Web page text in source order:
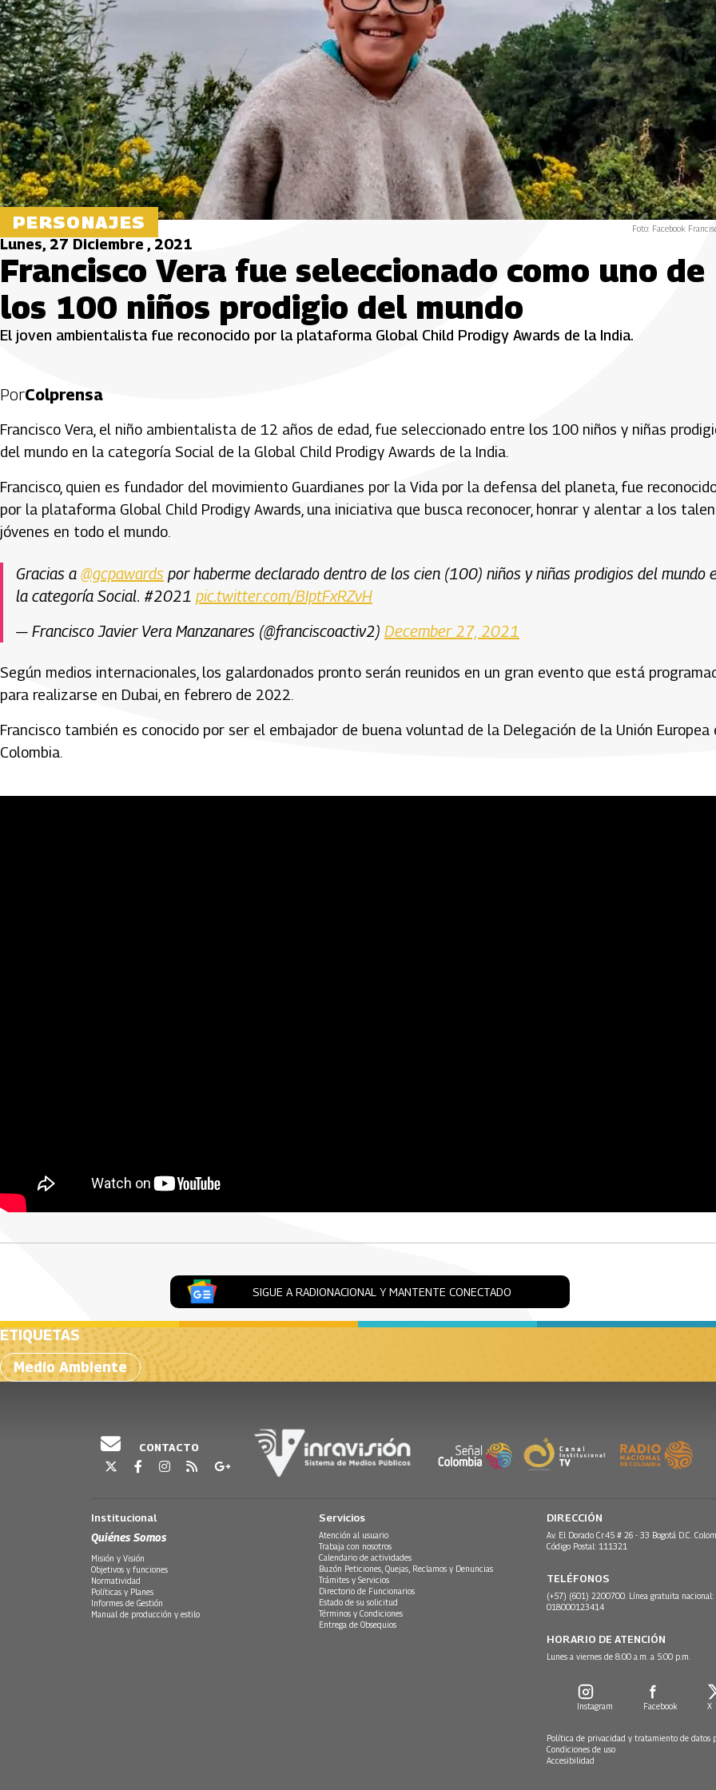
PERSONAJES Foto: Facebook
Lunes, 27 Diciembre , 2021
Francisco Vera fue seleccionado como uno de
los 100 niños prodigio del mundo
El joven ambientalista fue reconocido por la plataforma Global Child Prodigy Awards de la India.
PorColprensa
Francisco Vera, el niño ambientalista de 12 años de edad, fue seleccionado entre los 100 niños y niñas
del mundo en la categoría Social de la Global Child Prodigy Awards de la India.
Francisco, quien es fundador del movimiento Guardianes por la Vida por la defensa del planeta, fue
por la plataforma Global Child Prodigy Awards, una iniciativa que busca reconocer, honrar y alentar a los
jóvenes en todo el mundo.
Gracias a @gcpawards por haberme declarado dentro de los cien (100) niños y niñas prodigios del mundo
la categoría Social. #2021 pic.twitter.com/BIptFxRZvH
— Francisco Javier Vera Manzanares (@franciscoactiv2) December 27, 2021
Según medios internacionales, los galardonados pronto serán reunidos en un gran evento que está
para realizarse en Dubai, en febrero de 2022.
Francisco también es conocido por ser el embajador de buena voluntad de la Delegación de la Unión Europea
Colombia.
Artículos Player
SIGUE A RADIONACIONAL Y MANTENTE CONECTADO
ETIQUETAS
Medio Ambiente
CONTACTO
Institucional
Quiénes Somos
Misión y Visión
Objetivos y funciones
Normatividad
Políticas y Planes
Informes de Gestión
Manual de producción y estilo
Servicios
Atención al usuario
Trabaja con nosotros
Calendario de actividades
Buzón Peticiones, Quejas, Reclamos y Denuncias
Trámites y Servicios
Directorio de Funcionarios
Estado de su solicitud
Términos y Condiciones
Entrega de Obsequios
DIRECCIÓN
Av. El Dorado Cr.45 # 26 - 33 Bogotá D.C.
Código Postal: 111321
TELÉFONOS
(+57) (601) 2200700. Línea gratuita nacional:
018000123414
HORARIO DE ATENCIÓN
Lunes a viernes de 8:00 a.m. a 5:00 p.m.
Instagram Facebook X
Política de privacidad y tratamiento de datos
Condiciones de uso
Accesibilidad